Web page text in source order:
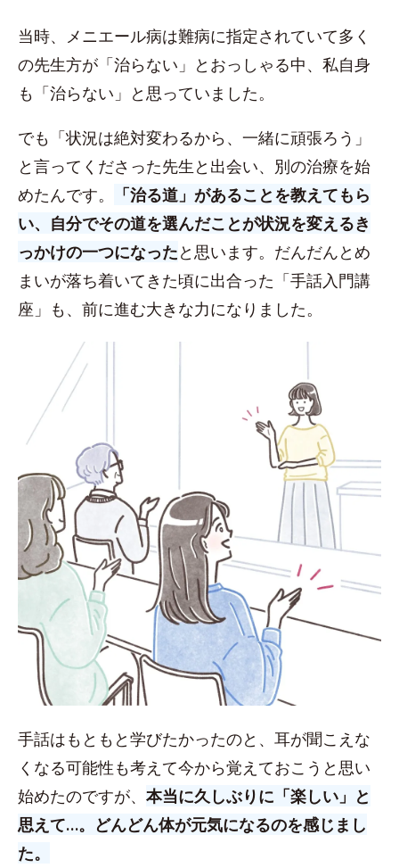
当時、メニエール病は難病に指定されていて多く
の先生方が「治らない」とおっしゃる中、私自身
も「治らない」と思っていました。
でも「状況は絶対変わるから、一緒に頑張ろう」
と言ってくださった先生と出会い、別の治療を始
めたんです。
「治る道」があることを教えてもら
い、自分でその道を選んだことが状況を変えるき
っかけの一つになったと思います。だんだんとめ
まいが落ち着いてきた頃に出合った「手話入門講
座」も、前に進む大きな力になりました。
手話はもともと学びたかったのと、耳が聞こえな
くなる可能性も考えて今から覚えておこうと思い
始めたのですが、 本当に久しぶりに「楽しい」と
思えて…。どんどん体が元気になるのを感じまし
た。